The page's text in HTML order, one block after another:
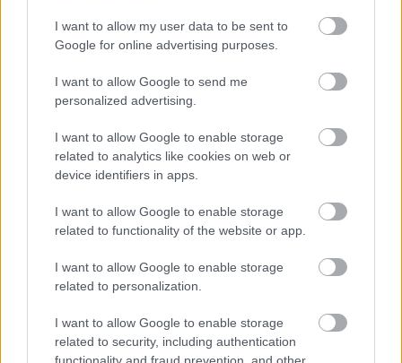
I want to allow my user data to be sent to
Google for online advertising purposes.
I want to allow Google to send me
personalized advertising.
I want to allow Google to enable storage
related to analytics like cookies on web or
device identifiers in apps.
I want to allow Google to enable storage
related to functionality of the website or app.
I want to allow Google to enable storage
related to personalization.
I want to allow Google to enable storage
related to security, including authentication
δεν φαίνεται να υπάρχει διπλωματική διέξοδος.
Η Ουκρανία έχει επίσης εντείνει τα πλήγματά της
στο ρωσικό έδαφος, συχνά πολύ μακριά από τα
σύνορα, στοχεύοντας ιδιαίτερα υποδομές
μεταφοράς και αποθήκευσης υδρογονανθράκων,
σε μια προσπάθεια να περιορίσει την ικανότητα
προσπάθεια.
Η Ρωσία, η τρίτη μεγαλύτερη παραγωγός
πετρελαίου παγκοσμίως και μεγάλη εξαγωγός,
αναμένεται να εισάγει καύσιμα μέσω θαλάσσης
αυτόν τον μήνα καθώς προσπαθεί να